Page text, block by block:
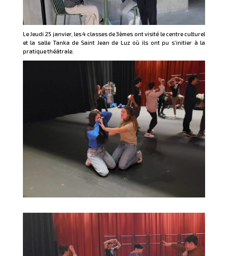
Le Jeudi 25 janvier, les 4 classes de 3èmes ont visité le centre culturel
et la salle Tanka de Saint Jean de Luz où ils ont pu s’initier à la
pratique théâtrale.